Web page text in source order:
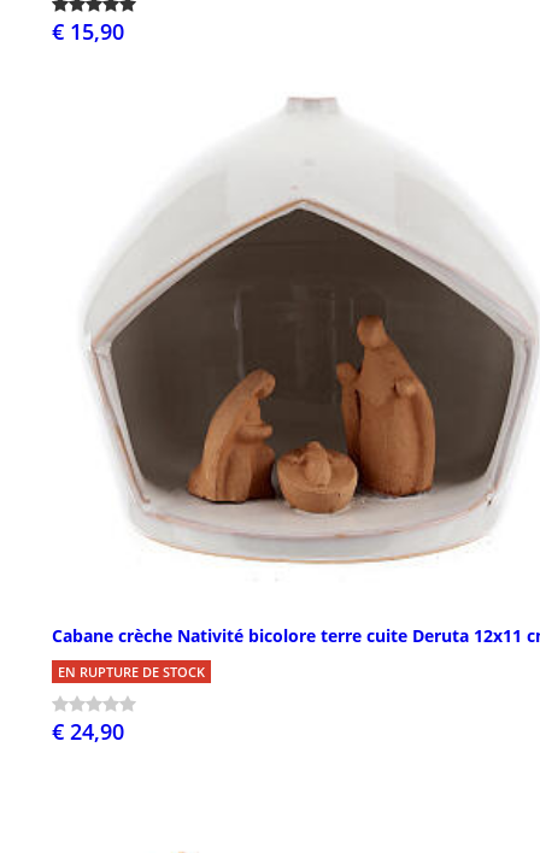
€ 15,90
Cabane crèche Nativité bicolore terre cuite Deruta 12x11
EN RUPTURE DE STOCK
€ 24,90